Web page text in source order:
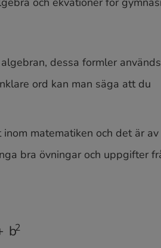
dessa formler
ord kan man säga att du
matematiken och det är av
bra övningar och uppgifter